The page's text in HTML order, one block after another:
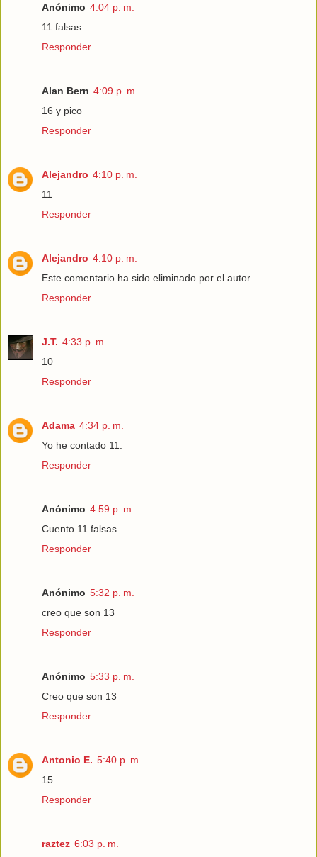
Anónimo 4:04 p. m.
11 falsas.
Responder
Alan Bern 4:09 p. m.
16 y pico
Responder
Alejandro 4:10 p. m.
11
Responder
Alejandro 4:10 p. m.
Este comentario ha sido eliminado por el autor.
Responder
J.T. 4:33 p. m.
10
Responder
Adama 4:34 p. m.
Yo he contado 11.
Responder
Anónimo 4:59 p. m.
Cuento 11 falsas.
Responder
Anónimo 5:32 p. m.
creo que son 13
Responder
Anónimo 5:33 p. m.
Creo que son 13
Responder
Antonio E. 5:40 p. m.
15
Responder
raztez 6:03 p. m.